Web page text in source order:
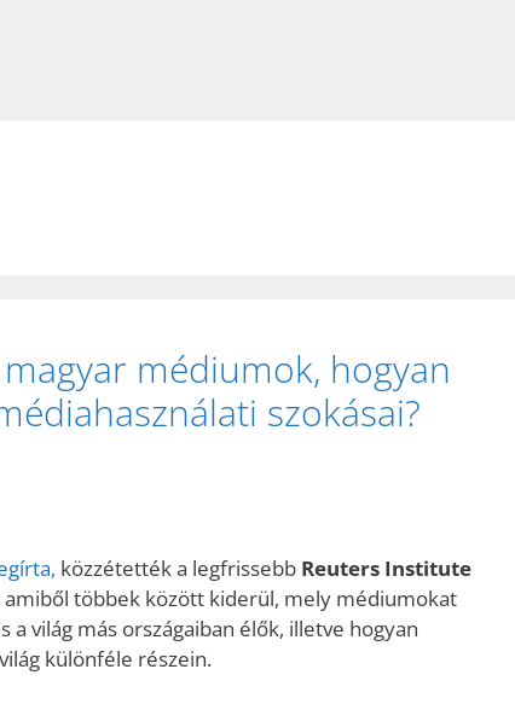
médiumok, hogyan
szokásai?
közzétették a legfrissebb Reuters Institute
többek között kiderül, mely médiumokat
világ más országaiban élők, illetve hogyan
különféle részein.